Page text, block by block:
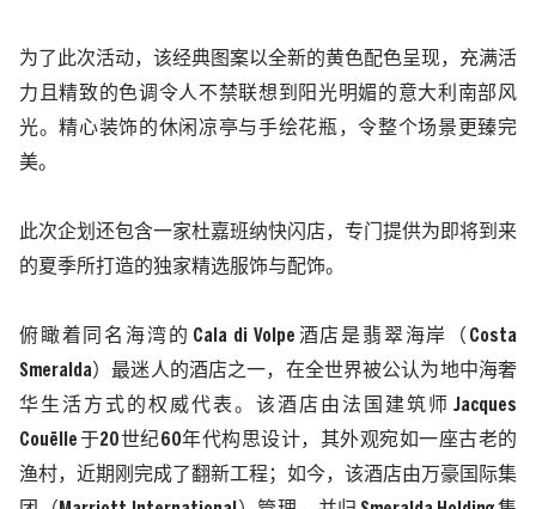
为了此次活动，该经典图案以全新的黄色配色呈现，充满活
力且精致的色调令人不禁联想到阳光明媚的意大利南部风
光。精心装饰的休闲凉亭与手绘花瓶，令整个场景更臻完
美。
此次企划还包含一家杜嘉班纳快闪店，专门提供为即将到来
的夏季所打造的独家精选服饰与配饰。
俯瞰着同名海湾的 Cala di Volpe 酒店是翡翠海岸（ Costa
Smeralda ）最迷人的酒店之一，在全世界被公认为地中海奢
华生活方式的权威代表。该酒店由法国建筑师 Jacques
Couëlle 于20世纪60年代构思设计，其外观宛如一座古老的
渔村，近期刚完成了翻新工程；如今，该酒店由万豪国际集